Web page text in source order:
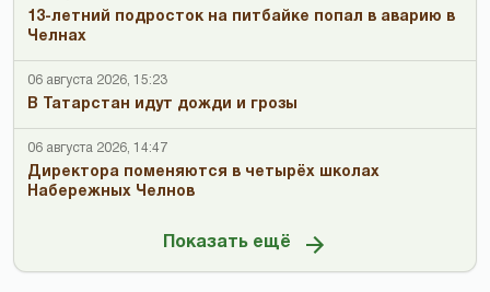
13-летний подросток на питбайке попал в аварию в
Челнах
06 августа 2026, 15:23
В Татарстан идут дожди и грозы
06 августа 2026, 14:47
Директора поменяются в четырёх школах
Набережных Челнов
Показать ещё